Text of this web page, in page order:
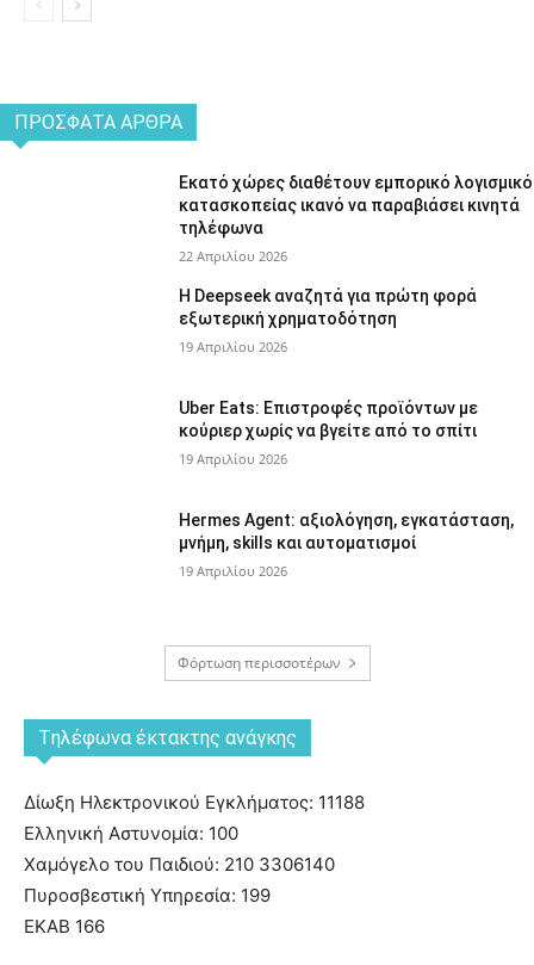
ΠΡΌΣΦΑΤΑ ΆΡΘΡΑ
Εκατό χώρες διαθέτουν εμπορικό λογισμικό
κατασκοπείας ικανό να παραβιάσει κινητά
τηλέφωνα
22 Απριλίου 2026
Η Deepseek αναζητά για πρώτη φορά
εξωτερική χρηματοδότηση
19 Απριλίου 2026
Uber Eats: Επιστροφές προϊόντων με
κούριερ χωρίς να βγείτε από το σπίτι
19 Απριλίου 2026
Hermes Agent: αξιολόγηση, εγκατάσταση,
μνήμη, skills και αυτοματισμοί
19 Απριλίου 2026
Φόρτωση περισσοτέρων
Tηλέφωνα έκτακτης ανάγκης
Δίωξη Ηλεκτρονικού Εγκλήματος: 11188
Ελληνική Αστυνομία: 100
Χαμόγελο του Παιδιού: 210 3306140
Πυροσβεστική Υπηρεσία: 199
ΕΚΑΒ 166